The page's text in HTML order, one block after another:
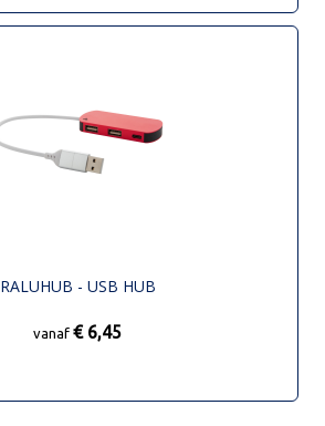
RALUHUB - USB HUB
vanaf € 6,45